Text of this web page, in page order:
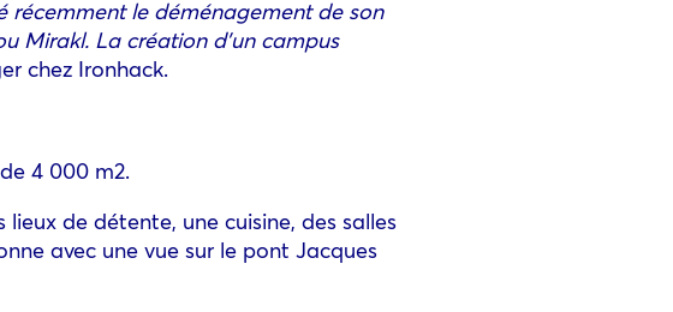
récemment le déménagement de son
Mirakl. La création d’un campus
chez Ironhack.
4 000 m2.
de détente, une cuisine, des salles
avec une vue sur le pont Jacques